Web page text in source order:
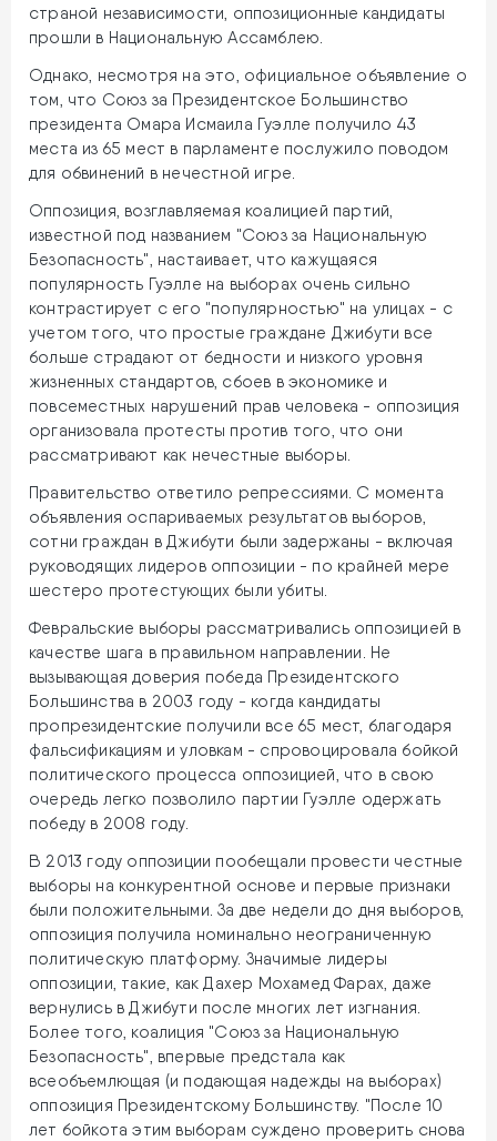
страной независимости, оппозиционные кандидаты
прошли в Национальную Ассамблею.
Однако, несмотря на это, официальное объявление о
том, что Союз за Президентское Большинство
президента Омара Исмаила Гуэлле получило 43
места из 65 мест в парламенте послужило поводом
для обвинений в нечестной игре.
Оппозиция, возглавляемая коалицией партий,
известной под названием "Союз за Национальную
Безопасность", настаивает, что кажущаяся
популярность Гуэлле на выборах очень сильно
контрастирует с его "популярностью" на улицах - с
учетом того, что простые граждане Джибути все
больше страдают от бедности и низкого уровня
жизненных стандартов, сбоев в экономике и
повсеместных нарушений прав человека - оппозиция
организовала протесты против того, что они
рассматривают как нечестные выборы.
Правительство ответило репрессиями. С момента
объявления оспариваемых результатов выборов,
сотни граждан в Джибути были задержаны - включая
руководящих лидеров оппозиции - по крайней мере
шестеро протестующих были убиты.
Февральские выборы рассматривались оппозицией в
качестве шага в правильном направлении. Не
вызывающая доверия победа Президентского
Большинства в 2003 году - когда кандидаты
пропрезидентские получили все 65 мест, благодаря
фальсификациям и уловкам - спровоцировала бойкой
политического процесса оппозицией, что в свою
очередь легко позволило партии Гуэлле одержать
победу в 2008 году.
В 2013 году оппозиции пообещали провести честные
выборы на конкурентной основе и первые признаки
были положительными. За две недели до дня выборов,
оппозиция получила номинально неограниченную
политическую платформу. Значимые лидеры
оппозиции, такие, как Дахер Мохамед Фарах, даже
вернулись в Джибути после многих лет изгнания.
Более того, коалиция "Союз за Национальную
Безопасность", впервые предстала как
всеобъемлющая (и подающая надежды на выборах)
оппозиция Президентскому Большинству. "После 10
лет бойкота этим выборам суждено проверить снова